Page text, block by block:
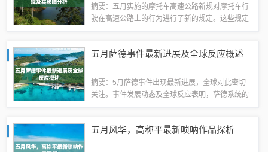
摘要：五月实施的摩托车高速公路新规对摩托车行
驶在高速公路上的行为进行了新的规定。这些规定
摩托车在高速公路上的行驶，提高道路交通安...
五月萨德事件最新进展及全球反应概述
摘要：5月萨德事件出现最新进展，全球对此密切
关注。事件发展动态及全球反应表明，萨德系统的
全球对此的反应。萨德事件背景萨德导弹系统...
五月风华，高称平最新唢呐作品探析